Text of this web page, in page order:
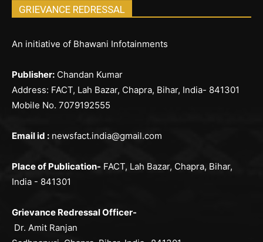
GRIEVANCE REDRESSAL
An initiative of Bhawani Infotainments
Publisher: Chandan Kumar
Address: FACT, Lah Bazar, Chapra, Bihar, India- 841301
Mobile No. 7079192555
Email id : newsfact.india@gmail.com
Place of Publication- FACT, Lah Bazar, Chapra, Bihar,
India - 841301
Grievance Redressal Officer-
Dr. Amit Ranjan